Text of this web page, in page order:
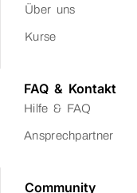
Über uns
Kurse
FAQ & Kontakt
Hilfe & FAQ
Ansprechpartner
Community